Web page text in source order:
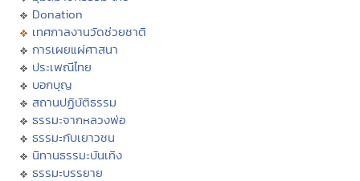
Donation
เทศกาลงานวัดช่วยชาติ
การเผยแผ่ศาสนา
ประเพณีไทย
บอกบุญ
สถานปฏิบัติธรรม
ธรรมะจากหลวงพ่อ
ธรรมะกับเยาวชน
นิทานธรรมะบันเทิง
ธรรมะบรรยาย